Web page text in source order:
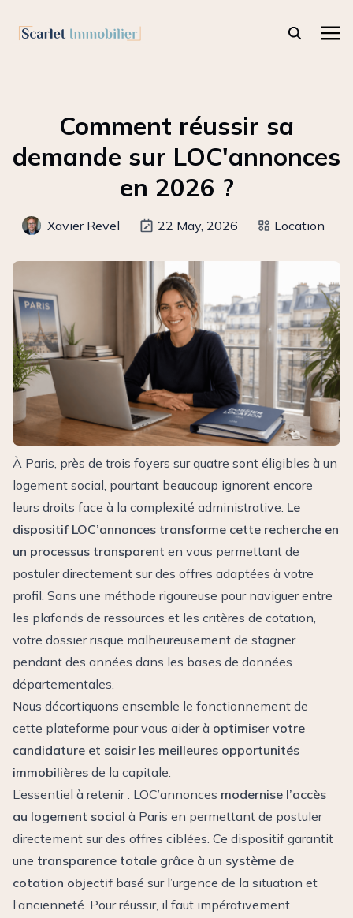
Comment réussir sa
demande sur LOC'annonces
en 2026 ?
Xavier Revel 22 May, 2026 Location
À Paris, près de trois foyers sur quatre sont éligibles à un
logement social, pourtant beaucoup ignorent encore
leurs droits face à la complexité administrative. Le
dispositif LOC’annonces transforme cette recherche en
un processus transparent en vous permettant de
postuler directement sur des offres adaptées à votre
profil. Sans une méthode rigoureuse pour naviguer entre
les plafonds de ressources et les critères de cotation,
votre dossier risque malheureusement de stagner
pendant des années dans les bases de données
départementales.
Nous décortiquons ensemble le fonctionnement de
cette plateforme pour vous aider à optimiser votre
candidature et saisir les meilleures opportunités
immobilières de la capitale.
L’essentiel à retenir : LOC’annonces modernise l’accès
au logement social à Paris en permettant de postuler
directement sur des offres ciblées. Ce dispositif garantit
une transparence totale grâce à un système de
cotation objectif basé sur l’urgence de la situation et
l’ancienneté. Pour réussir, il faut impérativement